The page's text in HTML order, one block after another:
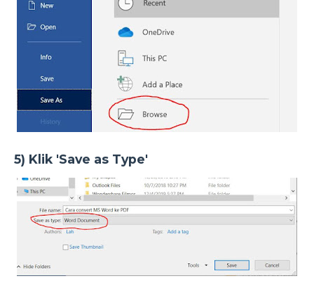
5) Klik 'Save as Type'